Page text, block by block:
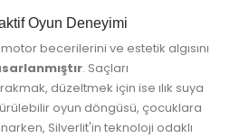
Oyun Deneyimi
becerilerini ve estetik algısını
. Saçları
düzeltmek için ise ılık suya
oyun döngüsü, çocuklara
Silverlit'in teknoloji odaklı